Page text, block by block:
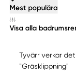
Mest populära
Visa alla
Tyvärr verkar
"Gräsklippning"